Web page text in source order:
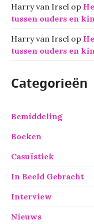
Harry van Irsel op
tussen ouders en
Harry van Irsel op
tussen ouders en
Categorieën
Bemiddeling
Boeken
Casuïstiek
In Beeld Gebracht
Interview
Nieuws